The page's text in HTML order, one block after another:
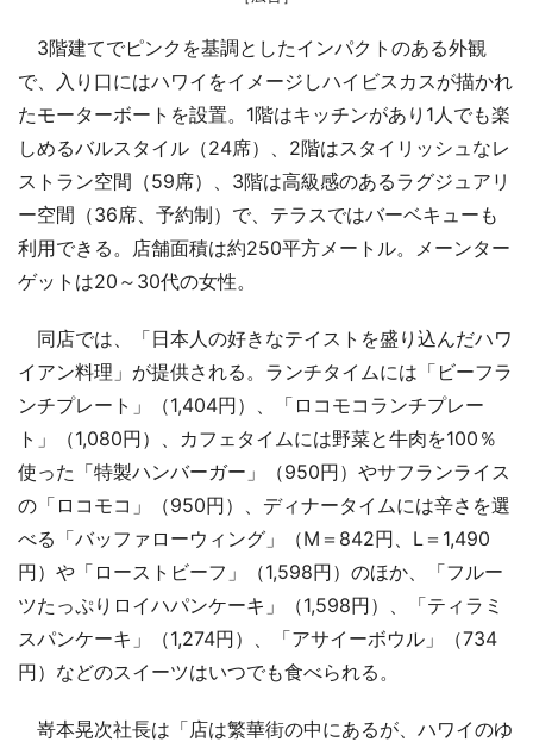
3階建てでピンクを基調としたインパクトのある外観
で、入り口にはハワイをイメージしハイビスカスが描かれ
たモーターボートを設置。1階はキッチンがあり1人でも楽
しめるバルスタイル（24席）、2階はスタイリッシュなレ
ストラン空間（59席）、3階は高級感のあるラグジュアリ
ー空間（36席、予約制）で、テラスではバーベキューも
利用できる。店舗面積は約250平方メートル。メーンター
ゲットは20～30代の女性。
同店では、「日本人の好きなテイストを盛り込んだハワ
イアン料理」が提供される。ランチタイムには「ビーフラ
ンチプレート」（1,404円）、「ロコモコランチプレー
ト」（1,080円）、カフェタイムには野菜と牛肉を100％
使った「特製ハンバーガー」（950円）やサフランライス
の「ロコモコ」（950円）、ディナータイムには辛さを選
べる「バッファローウィング」（M＝842円、L＝1,490
円）や「ローストビーフ」（1,598円）のほか、「フルー
ツたっぷりロイハパンケーキ」（1,598円）、「ティラミ
スパンケーキ」（1,274円）、「アサイーボウル」（734
円）などのスイーツはいつでも食べられる。
嵜本晃次社長は「店は繁華街の中にあるが、ハワイのゆ